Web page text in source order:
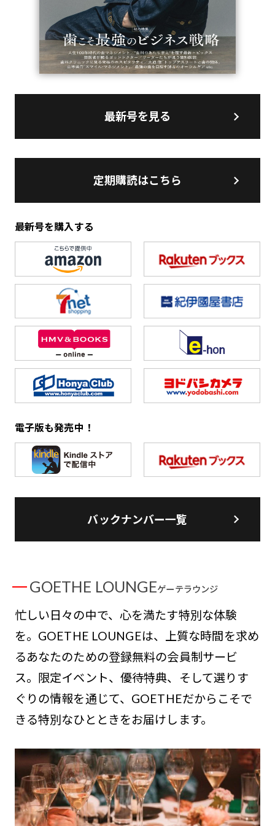
最新号を見る
定期購読はこちら
最新号を購入する
電子版も発売中！
バックナンバー一覧
GOETHE LOUNGEゲーテラウンジ
忙しい日々の中で、心を満たす特別な体験
を。GOETHE LOUNGEは、上質な時間を求め
るあなたのための登録無料の会員制サービ
ス。限定イベント、優待特典、そして選りす
ぐりの情報を通じて、GOETHEだからこそで
きる特別なひとときをお届けします。